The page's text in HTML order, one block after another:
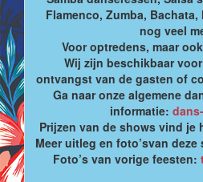
Flamenco, Zumba,
nog veel
Voor optredens, maar
Wij zijn beschikbaar
ontvangst van de gasten of
Ga naar onze algemene
informatie:
Prijzen van de shows vind je
Meer uitleg en foto’svan deze
Foto’s van vorige feesten: